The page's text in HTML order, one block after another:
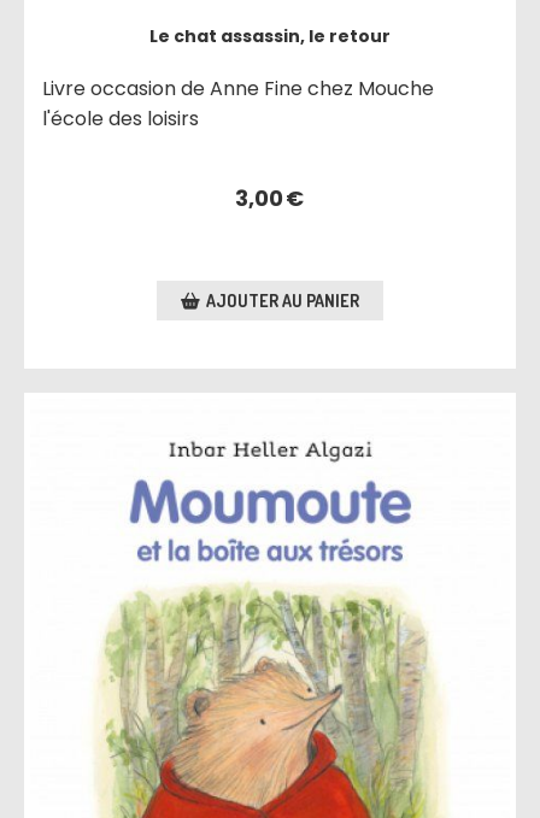
Le chat assassin, le retour
Livre occasion de Anne Fine chez Mouche
l'école des loisirs
3,00€
AJOUTER AU PANIER